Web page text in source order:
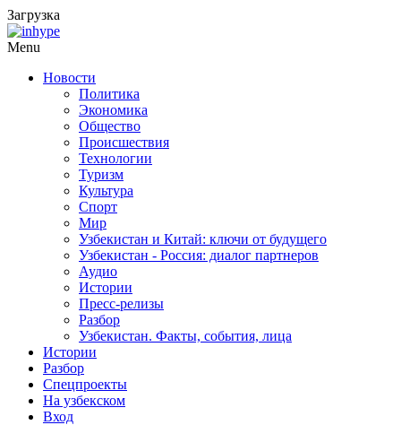
Загрузка
Menu
Новости
Политика
Экономика
Общество
Происшествия
Технологии
Туризм
Культура
Спорт
Мир
Узбекистан и Китай: ключи от будущего
Узбекистан - Россия: диалог партнеров
Аудио
Истории
Пресс-релизы
Разбор
Узбекистан. Факты, события, лица
Истории
Разбор
Спецпроекты
На узбекском
Вход